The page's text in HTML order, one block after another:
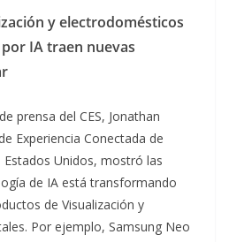
y electrodomésticos
IA traen nuevas
prensa del CES, Jonathan
Experiencia Conectada de
Estados Unidos, mostró las
de IA está transformando
de Visualización y
Por ejemplo, Samsung Neo